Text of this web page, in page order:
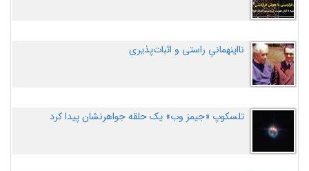
نااینهمانیِ راستی و اثبات‌پذیری
تلسکوپ «جیمز وب» یک حلقه جواهرنشان پیدا کرد